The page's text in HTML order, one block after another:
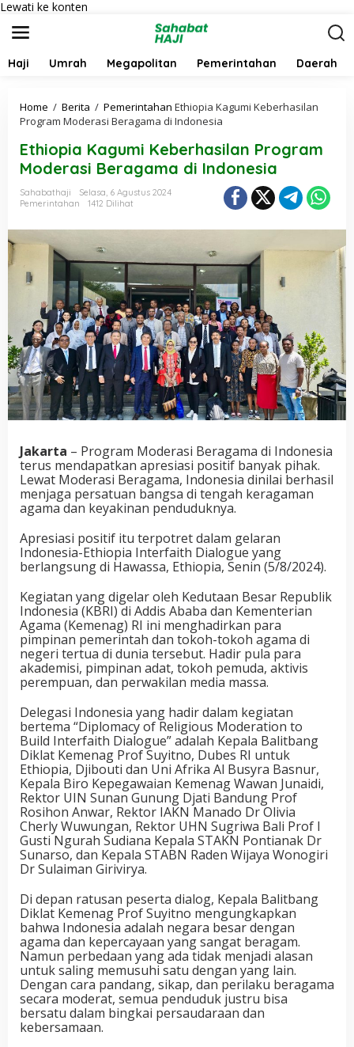
Lewati ke konten
Haji Umrah Megapolitan Pemerintahan Daerah
Home / Berita / Pemerintahan Ethiopia Kagumi Keberhasilan
Program Moderasi Beragama di Indonesia
Ethiopia Kagumi Keberhasilan Program
Moderasi Beragama di Indonesia
Sahabathaji
Selasa, 6 Agustus 2024
Pemerintahan
1412 Dilihat
Jakarta – Program Moderasi Beragama di Indonesia
terus mendapatkan apresiasi positif banyak pihak.
Lewat Moderasi Beragama, Indonesia dinilai berhasil
menjaga persatuan bangsa di tengah keragaman
agama dan keyakinan penduduknya.
Apresiasi positif itu terpotret dalam gelaran
Indonesia-Ethiopia Interfaith Dialogue yang
berlangsung di Hawassa, Ethiopia, Senin (5/8/2024).
Kegiatan yang digelar oleh Kedutaan Besar Republik
Indonesia (KBRI) di Addis Ababa dan Kementerian
Agama (Kemenag) RI ini menghadirkan para
pimpinan pemerintah dan tokoh-tokoh agama di
negeri tertua di dunia tersebut. Hadir pula para
akademisi, pimpinan adat, tokoh pemuda, aktivis
perempuan, dan perwakilan media massa.
Delegasi Indonesia yang hadir dalam kegiatan
bertema “Diplomacy of Religious Moderation to
Build Interfaith Dialogue” adalah Kepala Balitbang
Diklat Kemenag Prof Suyitno, Dubes RI untuk
Ethiopia, Djibouti dan Uni Afrika Al Busyra Basnur,
Kepala Biro Kepegawaian Kemenag Wawan Junaidi,
Rektor UIN Sunan Gunung Djati Bandung Prof
Rosihon Anwar, Rektor IAKN Manado Dr Olivia
Cherly Wuwungan, Rektor UHN Sugriwa Bali Prof I
Gusti Ngurah Sudiana Kepala STAKN Pontianak Dr
Sunarso, dan Kepala STABN Raden Wijaya Wonogiri
Dr Sulaiman Girivirya.
Di depan ratusan peserta dialog, Kepala Balitbang
Diklat Kemenag Prof Suyitno mengungkapkan
bahwa Indonesia adalah negara besar dengan
agama dan kepercayaan yang sangat beragam.
Namun perbedaan yang ada tidak menjadi alasan
untuk saling memusuhi satu dengan yang lain.
Dengan cara pandang, sikap, dan perilaku beragama
secara moderat, semua penduduk justru bisa
bersatu dalam bingkai persaudaraan dan
kebersamaan.